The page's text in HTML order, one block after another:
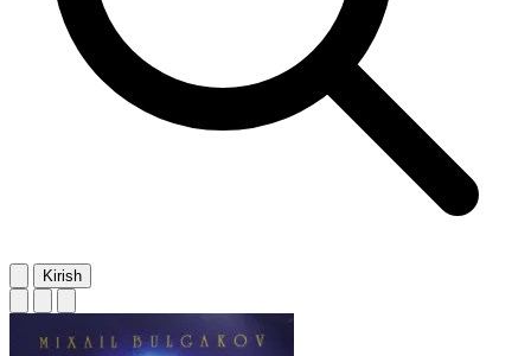
Kirish